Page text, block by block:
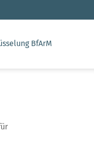
BfArM